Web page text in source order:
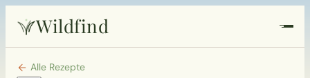
Wildfind
Startseite
Alle Rezepte